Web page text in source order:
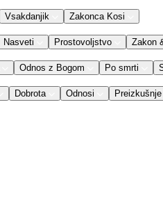
Vsakdanjik Zakonca Kosi
Nasveti Prostovoljstvo Zakon
Odnos z Bogom Po smrti
Dobrota Odnosi Preizkušnje